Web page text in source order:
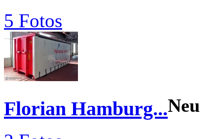
5 Fotos
Florian Hamburg...Neu